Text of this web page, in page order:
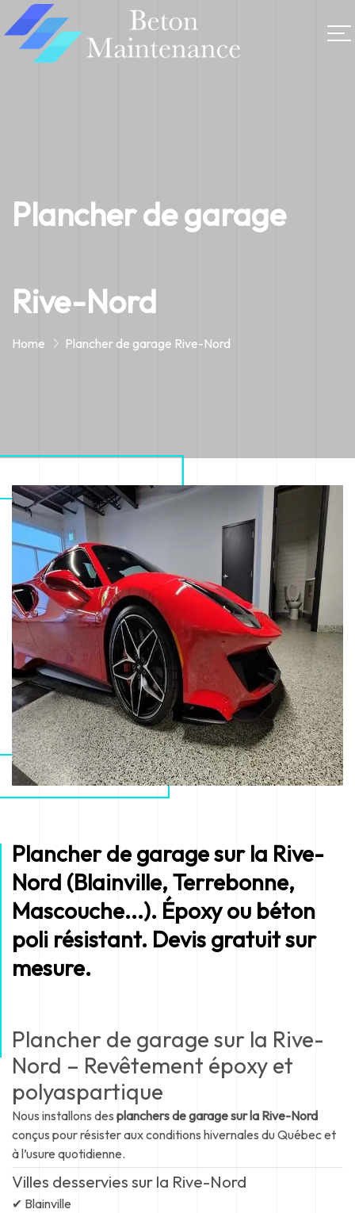
Plancher de garage
Rive-Nord
Home Plancher de garage Rive-Nord
Plancher de garage sur la Rive-
Nord (Blainville, Terrebonne,
Mascouche...). Époxy ou béton
poli résistant. Devis gratuit sur
mesure.
Plancher de garage sur la Rive-
Nord – Revêtement époxy et
polyaspartique
Nous installons des planchers de garage sur la Rive-Nord
conçus pour résister aux conditions hivernales du Québec et
à l’usure quotidienne.
Villes desservies sur la Rive-Nord
✔ Blainville